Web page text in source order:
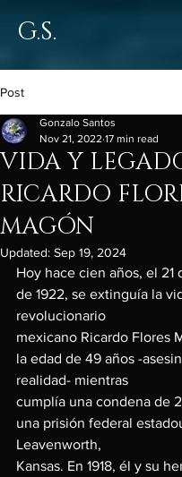
G.S.
Post
VIDA Y
RICARDO
MAGÓN
Gonzalo Santos
Nov 21, 2022 17 min read
Updated: Sep 19, 2024
Hoy hace cien años, el 21
de 1922, se extinguía la
revolucionario
mexicano Ricardo Flores
la edad de 49 años -
realidad- mientras
cumplía una condena de
una prisión federal
Leavenworth,
Kansas. En 1918, él y su